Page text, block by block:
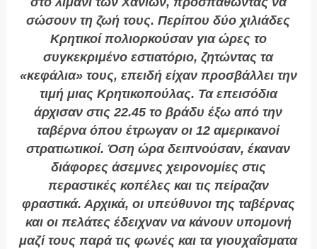
σώσουν τη ζωή τους. Περίπου δύο χιλιάδες
Κρητικοί πολιορκούσαν για ώρες το
συγκεκριμένο εστιατόριο, ζητώντας τα
«κεφάλια» τους, επειδή είχαν προσβάλλει την
τιμή μιας Κρητικοπούλας. Τα επεισόδια
άρχισαν στις 22.45 το βράδυ έξω από την
ταβέρνα όπου έτρωγαν οι 12 αμερικανοί
στρατιωτικοί. Όση ώρα δειπνούσαν, έκαναν
διάφορες άσεμνες χειρονομίες στις
περαστικές κοπέλες και τις πείραζαν
φραστικά. Αρχικά, οι υπεύθυνοι της ταβέρνας
και οι πελάτες έδειχναν να κάνουν υπομονή
μαζί τους παρά τις φωνές και τα γιουχαΐσματα